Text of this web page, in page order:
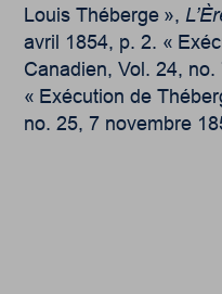
Louis Théberge »,
avril 1854, p. 2. «
Canadien, Vol. 24,
« Exécution de
no. 25, 7 novembre